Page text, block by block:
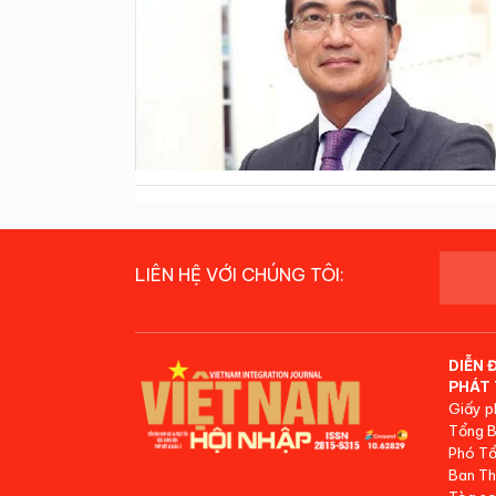
LIÊN HỆ VỚI CHÚNG TÔI:
DIỄN
PHÁT
Giấy
Tổng
Phó
Ban